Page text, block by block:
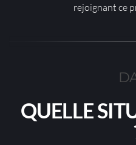
rejoignant ce
QUELLE